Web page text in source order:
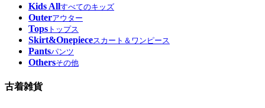
Kids Allすべてのキッズ
Outerアウター
Tops トップス
Skirt&Onepieceスカート＆ワンピース
Pantsパンツ
Othersその他
古着雑貨